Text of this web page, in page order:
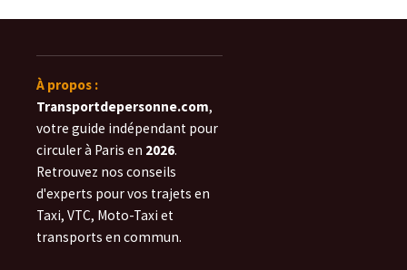
articles
À propos :
Transportdepersonne.com,
votre guide indépendant pour
circuler à Paris en 2026.
Retrouvez nos conseils
d'experts pour vos trajets en
Taxi, VTC, Moto-Taxi et
transports en commun.